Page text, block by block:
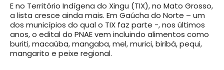
E no Território Indígena do Xingu (TIX), no Mato Grosso,
a lista cresce ainda mais. Em Gaúcha do Norte – um
dos municípios do qual o TIX faz parte -, nos últimos
anos, o edital do PNAE vem incluindo alimentos como
buriti, macaúba, mangaba, mel, murici, biribá, pequi,
mangarito e peixe regional.